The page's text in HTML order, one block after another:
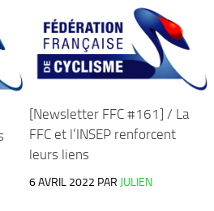
[Newsletter FFC #161] / La
FFC et l’INSEP renforcent
leurs liens
6 AVRIL 2022 PAR JULIEN